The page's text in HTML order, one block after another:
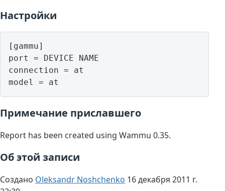
Настройки
[gammu]
port = DEVICE NAME
connection = at
model = at
Примечание приславшего
Report has been created using Wammu 0.35.
Об этой записи
Создано Oleksandr Noshchenko 16 декабря 2011 г.